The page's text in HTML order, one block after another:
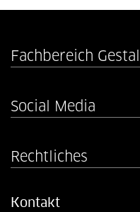
Fachbereich
Social Media
Rechtliches
Kontakt